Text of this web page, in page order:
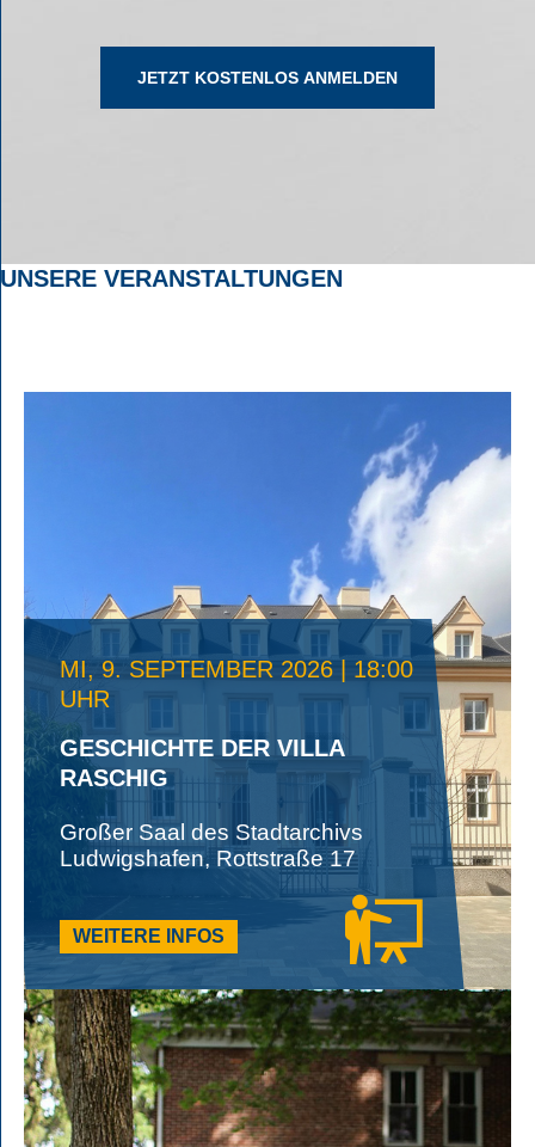
UNSERE VERANSTALTUNGEN
MI, 9. SEPTEMBER 2026 | 18:00
UHR
GESCHICHTE DER VILLA
RASCHIG
Großer Saal des Stadtarchivs
Ludwigshafen, Rottstraße 17
WEITERE INFOS